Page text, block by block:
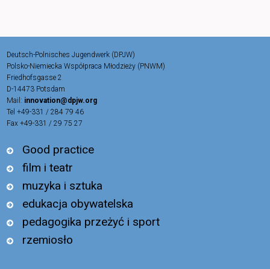
Deutsch-Polnisches Jugendwerk (DPJW)
Polsko-Niemiecka Współpraca Młodzieży (PNWM)
Friedhofsgasse 2
D-14473 Potsdam
Mail: innovation@dpjw.org
Tel +49-331 / 284 79 46
Fax +49-331 / 29 75 27
Good practice
film i teatr
muzyka i sztuka
edukacja obywatelska
pedagogika przeżyć i sport
rzemiosło